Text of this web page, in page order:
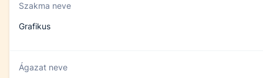
Szakma neve
Grafikus
Ágazat neve